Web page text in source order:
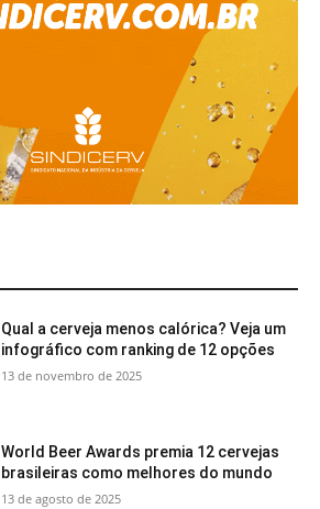
Qual a cerveja menos calórica? Veja um
infográfico com ranking de 12 opções
13 de novembro de 2025
World Beer Awards premia 12 cervejas
brasileiras como melhores do mundo
13 de agosto de 2025